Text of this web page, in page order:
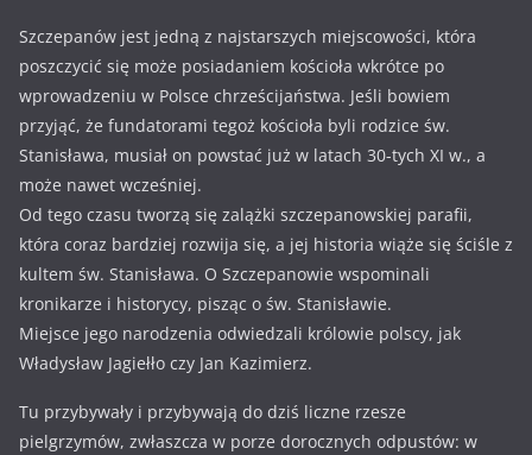
Szczepanów jest jedną z najstarszych miejscowości, która
poszczycić się może posiadaniem kościoła wkrótce po
wprowadzeniu w Polsce chrześcijaństwa. Jeśli bowiem
przyjąć, że fundatorami tegoż kościoła byli rodzice św.
Stanisława, musiał on powstać już w latach 30-tych XI w., a
może nawet wcześniej.
Od tego czasu tworzą się zalążki szczepanowskiej parafii,
która coraz bardziej rozwija się, a jej historia wiąże się ściśle z
kultem św. Stanisława. O Szczepanowie wspominali
kronikarze i historycy, pisząc o św. Stanisławie.
Miejsce jego narodzenia odwiedzali królowie polscy, jak
Władysław Jagiełło czy Jan Kazimierz.
Tu przybywały i przybywają do dziś liczne rzesze
pielgrzymów, zwłaszcza w porze dorocznych odpustów: w